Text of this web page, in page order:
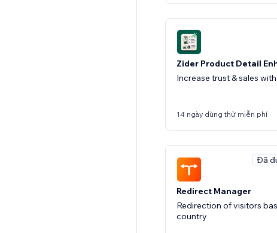
Zider Product Detail
Increase trust & sales
14 ngày dùng thử miễn phí
Đã
Redirect Manager
Redirection of visitors
country